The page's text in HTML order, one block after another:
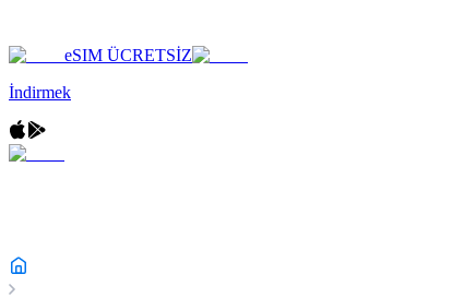
eSIM ÜCRETSİZ
İndirmek